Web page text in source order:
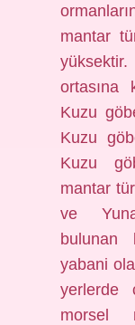
mantar
ortasına
Kuzu
Kuzu
Kuzu
mantar
ve
bulunan
yabani
yerlerde
morsel